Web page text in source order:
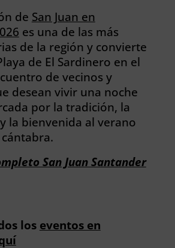
de San Juan en
es una de las más
de la región y convierte
de El Sardinero en el
de vecinos y
desean vivir una noche
por la tradición, la
la bienvenida al verano
San Juan Santander
los eventos en